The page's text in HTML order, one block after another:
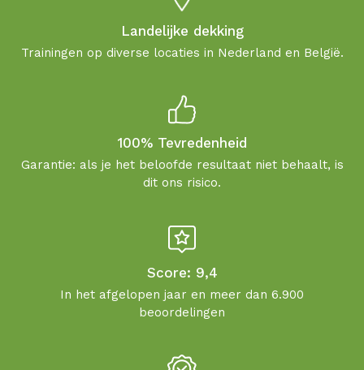
Landelijke dekking
Trainingen op diverse locaties in Nederland en België.
100% Tevredenheid
Garantie: als je het beloofde resultaat niet behaalt, is
dit ons risico.
Score: 9,4
In het afgelopen jaar en meer dan 6.900
beoordelingen